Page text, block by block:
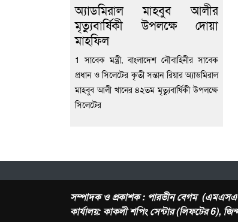
অ্যাডমিরাল মাহবুব আলীর
মৃত্যুবার্ষিকী উপলক্ষে দোয়া
মাহফিল
1 সাবেক মন্ত্রী, বাংলাদেশ নৌবাহিনীর সাবেক
প্রধান ও সিলেটের কৃতী সন্তান রিয়ার অ্যাডমিরাল
মাহবুব আলী খানের ৪২তম মৃত্যুবার্ষিকী উপলক্ষে
সিলেটের
সম্পাদক ও প্রকাশক : পারভীন বেগম
কার্যালয়: কাকলী শপিং সেন্টার (লিফটের 6),